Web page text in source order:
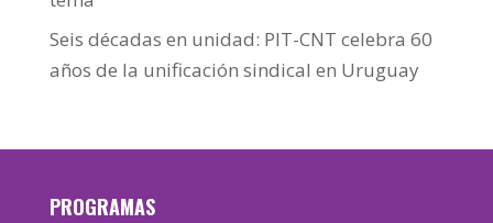
Seis décadas en unidad: PIT-CNT celebra 60
años de la unificación sindical en Uruguay
PROGRAMAS